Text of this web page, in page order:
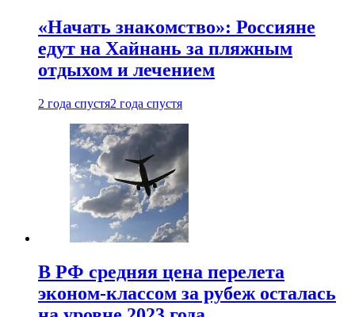
«Начать знакомство»: Россияне
едут на Хайнань за пляжным
отдыхом и лечением
2 года спустя2 года спустя
В РФ средняя цена перелета
эконом-классом за рубеж осталась